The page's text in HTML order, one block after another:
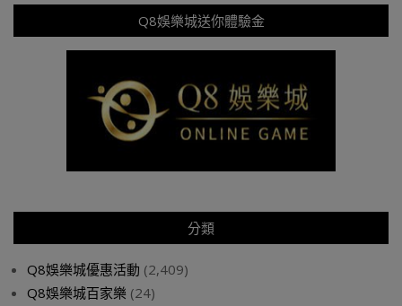
Q8娛樂城送你體驗金
分類
Q8娛樂城優惠活動 (2,409)
Q8娛樂城百家樂 (24)